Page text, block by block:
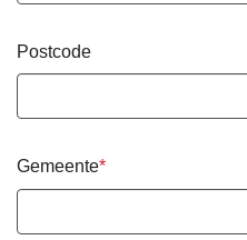
Postcode
Gemeente